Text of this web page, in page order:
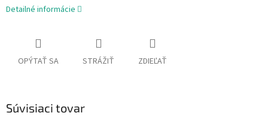
Detailné informácie
OPÝTAŤ SA STRÁŽIŤ ZDIEĽAŤ
Súvisiaci tovar